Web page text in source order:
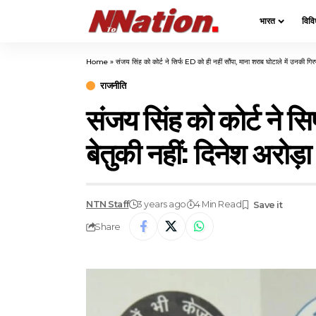
भारत
Home » संजय सिंह को कोर्ट ने सिर्फ ED को ही नहीं सौंपा, माना शराब घोटाले में उनकी
राजनीति
संजय सिंह को कोर्ट ने
बेतुकी नहीं: दिनेश
NTN Staff 3 years ago 4 Min Read
Share